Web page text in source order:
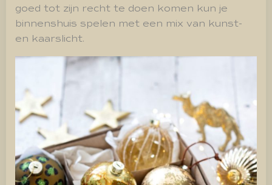
goed tot zijn recht te doen komen kun je
binnenshuis spelen met een mix van kunst-
en kaarslicht.